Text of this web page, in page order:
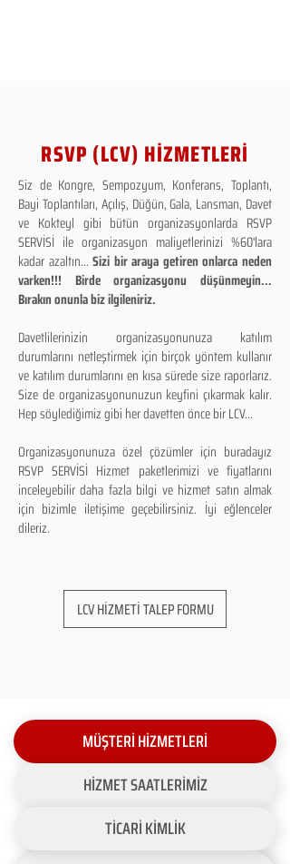
RSVP (LCV) HİZMETLERİ
Siz de Kongre, Sempozyum, Konferans, Toplantı,
Bayi Toplantıları, Açılış, Düğün, Gala, Lansman, Davet
ve Kokteyl gibi bütün organizasyonlarda RSVP
SERVİSİ ile organizasyon maliyetlerinizi %60'lara
kadar azaltın...Sizi bir araya getiren onlarca neden
varken!!! Birde organizasyonu düşünmeyin...
Bırakın onunla biz ilgileniriz.
Davetlilerinizin organizasyonunuza katılım
durumlarını netleştirmek için birçok yöntem kullanır
ve katılım durumlarını en kısa sürede size raporlarız.
Size de organizasyonunuzun keyfini çıkarmak kalır.
Hep söylediğimiz gibi her davetten önce bir LCV...
Organizasyonunuza özel çözümler için buradayız
RSVP SERVİSİ Hizmet paketlerimizi ve fiyatlarını
inceleyebilir daha fazla bilgi ve hizmet satın almak
için bizimle iletişime geçebilirsiniz. İyi eğlenceler
dileriz.
LCV HİZMETİ TALEP FORMU
MÜŞTERİ HİZMETLERİ
HİZMET SAATLERİMİZ
TİCARİ KİMLİK